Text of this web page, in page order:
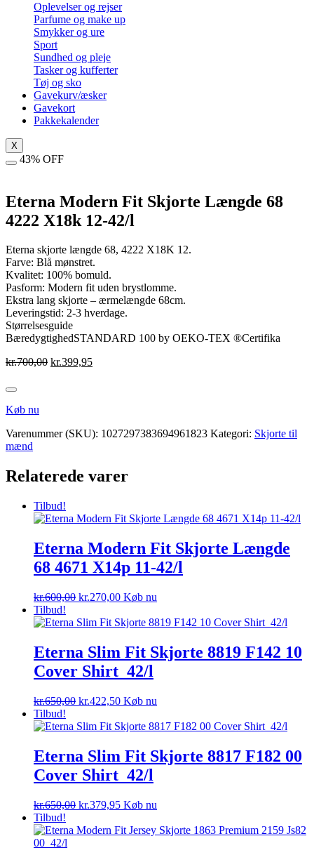
Oplevelser og rejser
Parfume og make up
Smykker og ure
Sport
Sundhed og pleje
Tasker og kufferter
Tøj og sko
Gavekurv/æsker
Gavekort
Pakkekalender
X
43% OFF
Eterna Modern Fit Skjorte Længde 68
4222 X18k 12-42/l
Eterna skjorte længde 68, 4222 X18K 12.
Farve: Blå mønstret.
Kvalitet: 100% bomuld.
Pasform: Modern fit uden brystlomme.
Ekstra lang skjorte – ærmelængde 68cm.
Leveringstid: 2-3 hverdage.
Størrelsesguide
BæredygtighedSTANDARD 100 by OEKO-TEX ®Certifika
kr.700,00 Den
kr.399,95Den
Køb nu
Varenummer (SKU): 1027297383694961823 Kategori: Skjorte til
mænd
Relaterede varer
Tilbud!
Eterna Modern Fit Skjorte Længde
68 4671 X14p 11-42/l
kr.600,00 Den
pris
kr.600,00.
kr.270,00Den
pris
kr.270,00.
Køb nu
Tilbud!
Eterna Slim Fit Skjorte 8819 F142 10
Cover Shirt_42/l
kr.650,00 Den
pris
kr.650,00.
kr.422,50Den
pris
kr.422,50.
Køb nu
Tilbud!
Eterna Slim Fit Skjorte 8817 F182 00
Cover Shirt_42/l
kr.650,00 Den
pris
kr.379,95Den
pris
Køb nu
Tilbud!